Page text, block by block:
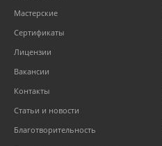
Мастерские
Сертификаты
Лицензии
Вакансии
Контакты
Статьи и новости
Благотворительность